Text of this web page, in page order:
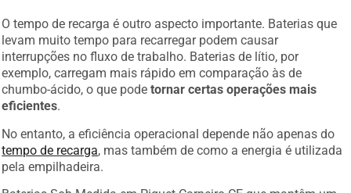
O tempo de recarga é outro aspecto importante. Baterias que
levam muito tempo para recarregar podem causar
interrupções no fluxo de trabalho. Baterias de lítio, por
exemplo, carregam mais rápido em comparação às de
chumbo-ácido, o que podetornar certas operações mais
eficientes.
No entanto, a eficiência operacional depende não apenas do
tempo de recarga, mas também de como a energia é utilizada
pela empilhadeira.